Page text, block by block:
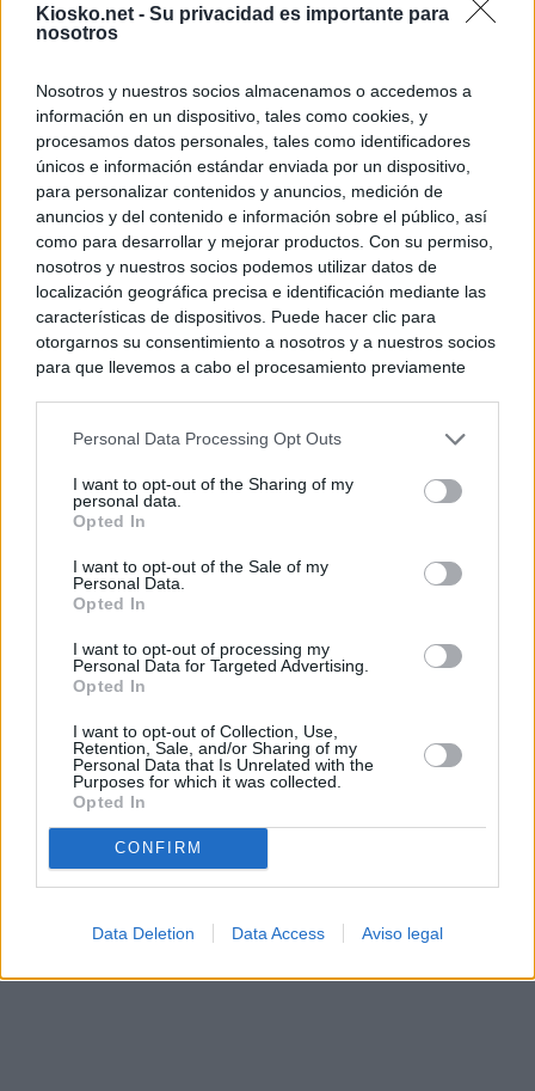
Kiosko.net - Su privacidad es importante para
nosotros
Nosotros y nuestros socios almacenamos o accedemos a
información en un dispositivo, tales como cookies, y
procesamos datos personales, tales como identificadores
únicos e información estándar enviada por un dispositivo,
para personalizar contenidos y anuncios, medición de
anuncios y del contenido e información sobre el público, así
como para desarrollar y mejorar productos. Con su permiso,
nosotros y nuestros socios podemos utilizar datos de
localización geográfica precisa e identificación mediante las
características de dispositivos. Puede hacer clic para
otorgarnos su consentimiento a nosotros y a nuestros socios
para que llevemos a cabo el procesamiento previamente
negar su consentimiento. Tenga en cuenta que algún
de su consentimiento, pero usted tiene el derecho de
rechazar tal procesamiento. Sus preferencias se aplicarán
cualquier momento entrando de nuevo en este sitio web o
visitando nuestra política de privacidad.
Personal Data Processing Opt Outs
I want to opt-out of the Sharing of my
personal data.
Opted In
I want to opt-out of the Sale of my
Personal Data.
Opted In
I want to opt-out of processing my
Personal Data for Targeted Advertising.
Opted In
I want to opt-out of Collection, Use,
Retention, Sale, and/or Sharing of my
Personal Data that Is Unrelated with the
Purposes for which it was collected.
Opted In
CONFIRM
Data Deletion Data Access Aviso legal
WhatsApp,
© Kiosko.net Aviso Legal Privacidad y Cookies